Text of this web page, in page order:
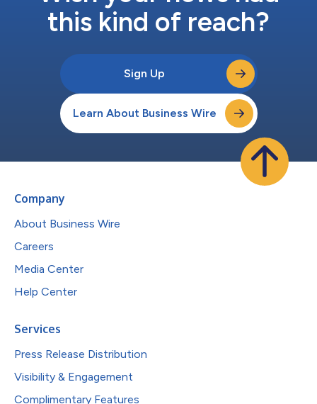
this kind of reach?
Sign Up
Learn About Business Wire
Company
About Business Wire
Careers
Media Center
Help Center
Services
Press Release Distribution
Visibility & Engagement
Complimentary Features